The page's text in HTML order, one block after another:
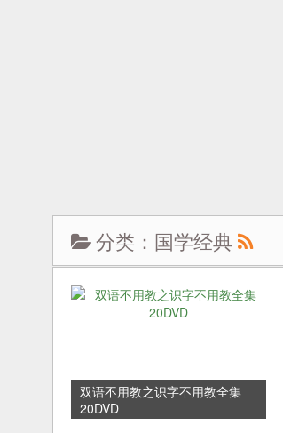
分类：国学经典
双语不用教之识字不用教全集
20DVD